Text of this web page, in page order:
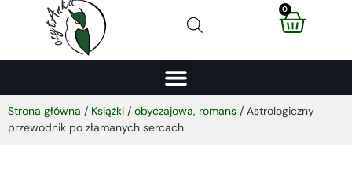
0
Strona główna / Książki / obyczajowa, romans / Astrologiczny
przewodnik po złamanych sercach